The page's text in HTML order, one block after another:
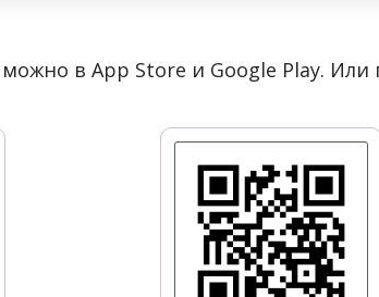
моста в присутствии
которой украшал вензель императора
императрицы Мария Федоровны,
Марии, занималась организацией
Уже в начале нового 1917 года
можно в App Store и Google Play. Или